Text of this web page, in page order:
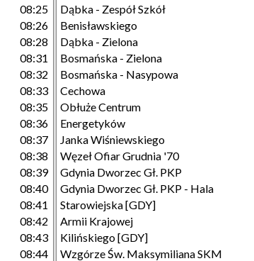
08:25
08:26
08:28
08:31
08:32
08:33
08:35
08:36
08:37
08:38
08:39
08:40
08:41
08:42
08:43
08:44
Dąbka - Zespół Szkół
Benisławskiego
Dąbka - Zielona
Bosmańska - Zielona
Bosmańska - Nasypowa
Cechowa
Obłuże Centrum
Energetyków
Janka Wiśniewskiego
Węzeł Ofiar Grudnia '70
Gdynia Dworzec Gł. PKP
Gdynia Dworzec Gł. PKP - Hala
Starowiejska [GDY]
Armii Krajowej
Kilińskiego [GDY]
Wzgórze Św. Maksymiliana SKM